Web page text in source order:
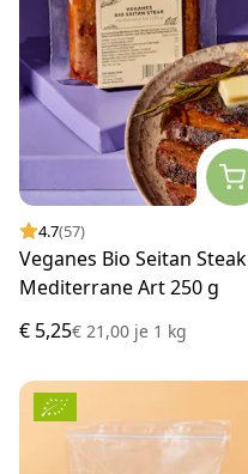
4.7(57)
Veganes Bio Seitan Steak
Mediterrane Art 250 g
€ 5,25€ 21,00 je 1 kg